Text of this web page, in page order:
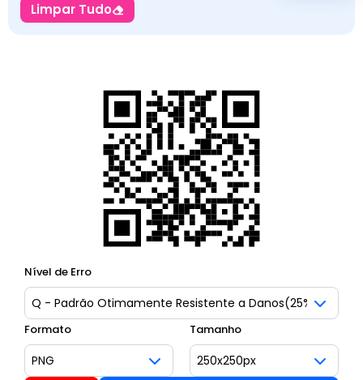
Limpar Tudo
Nível de Erro
Formato Tamanho